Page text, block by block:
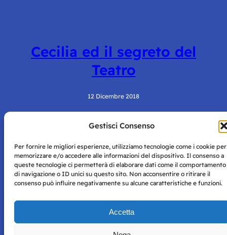
Gestisci Consenso
Per fornire le migliori esperienze, utilizziamo tecnologie come i cookie per
memorizzare e/o accedere alle informazioni del dispositivo. Il consenso a
queste tecnologie ci permetterà di elaborare dati come il comportamento
di navigazione o ID unici su questo sito. Non acconsentire o ritirare il
consenso può influire negativamente su alcune caratteristiche e funzioni.
Accetta
Cecilia ed il segreto del
Teatro
12 Dicembre 2018
Napoli con autorizzazione numero 38 del 25/9/2019.
Tutte le immagini e i contenuti su questo sito sono forniti